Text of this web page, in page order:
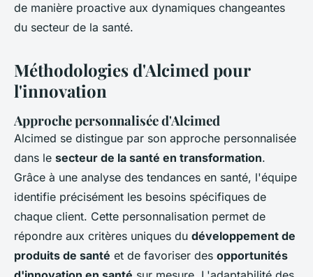
de manière proactive aux dynamiques changeantes
du secteur de la santé.
Méthodologies d'Alcimed pour
l'innovation
Approche personnalisée d'Alcimed
Alcimed se distingue par son approche personnalisée
dans le secteur de la santé en transformation.
Grâce à une analyse des tendances en santé, l'équipe
identifie précisément les besoins spécifiques de
chaque client. Cette personnalisation permet de
répondre aux critères uniques du développement de
produits de santé et de favoriser des opportunités